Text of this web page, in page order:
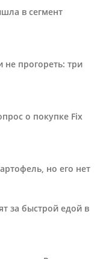
в сегмент
не прогореть: три
о покупке Fix
но его нет
за быстрой едой в